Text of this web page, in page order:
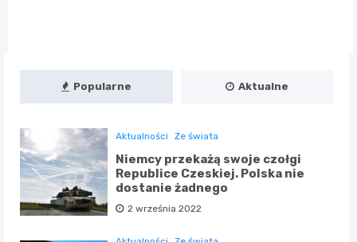
Popularne Aktualne
Aktualności Ze świata
Niemcy przekażą swoje czołgi
Republice Czeskiej. Polska nie
dostanie żadnego
2 września 2022